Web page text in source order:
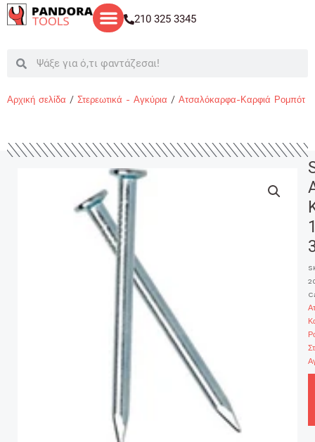
Μετάβαση
στο
210 325 3345
SearchSearch
Αρχική σελίδα / Στερεωτικά - Αγκύρια / Ατσαλόκαρφα-Καρφιά Ρομπότ